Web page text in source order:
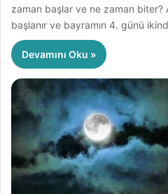
zaman başlar ve ne zaman biter?
başlanır ve bayramın 4. günü
Devamını Oku »